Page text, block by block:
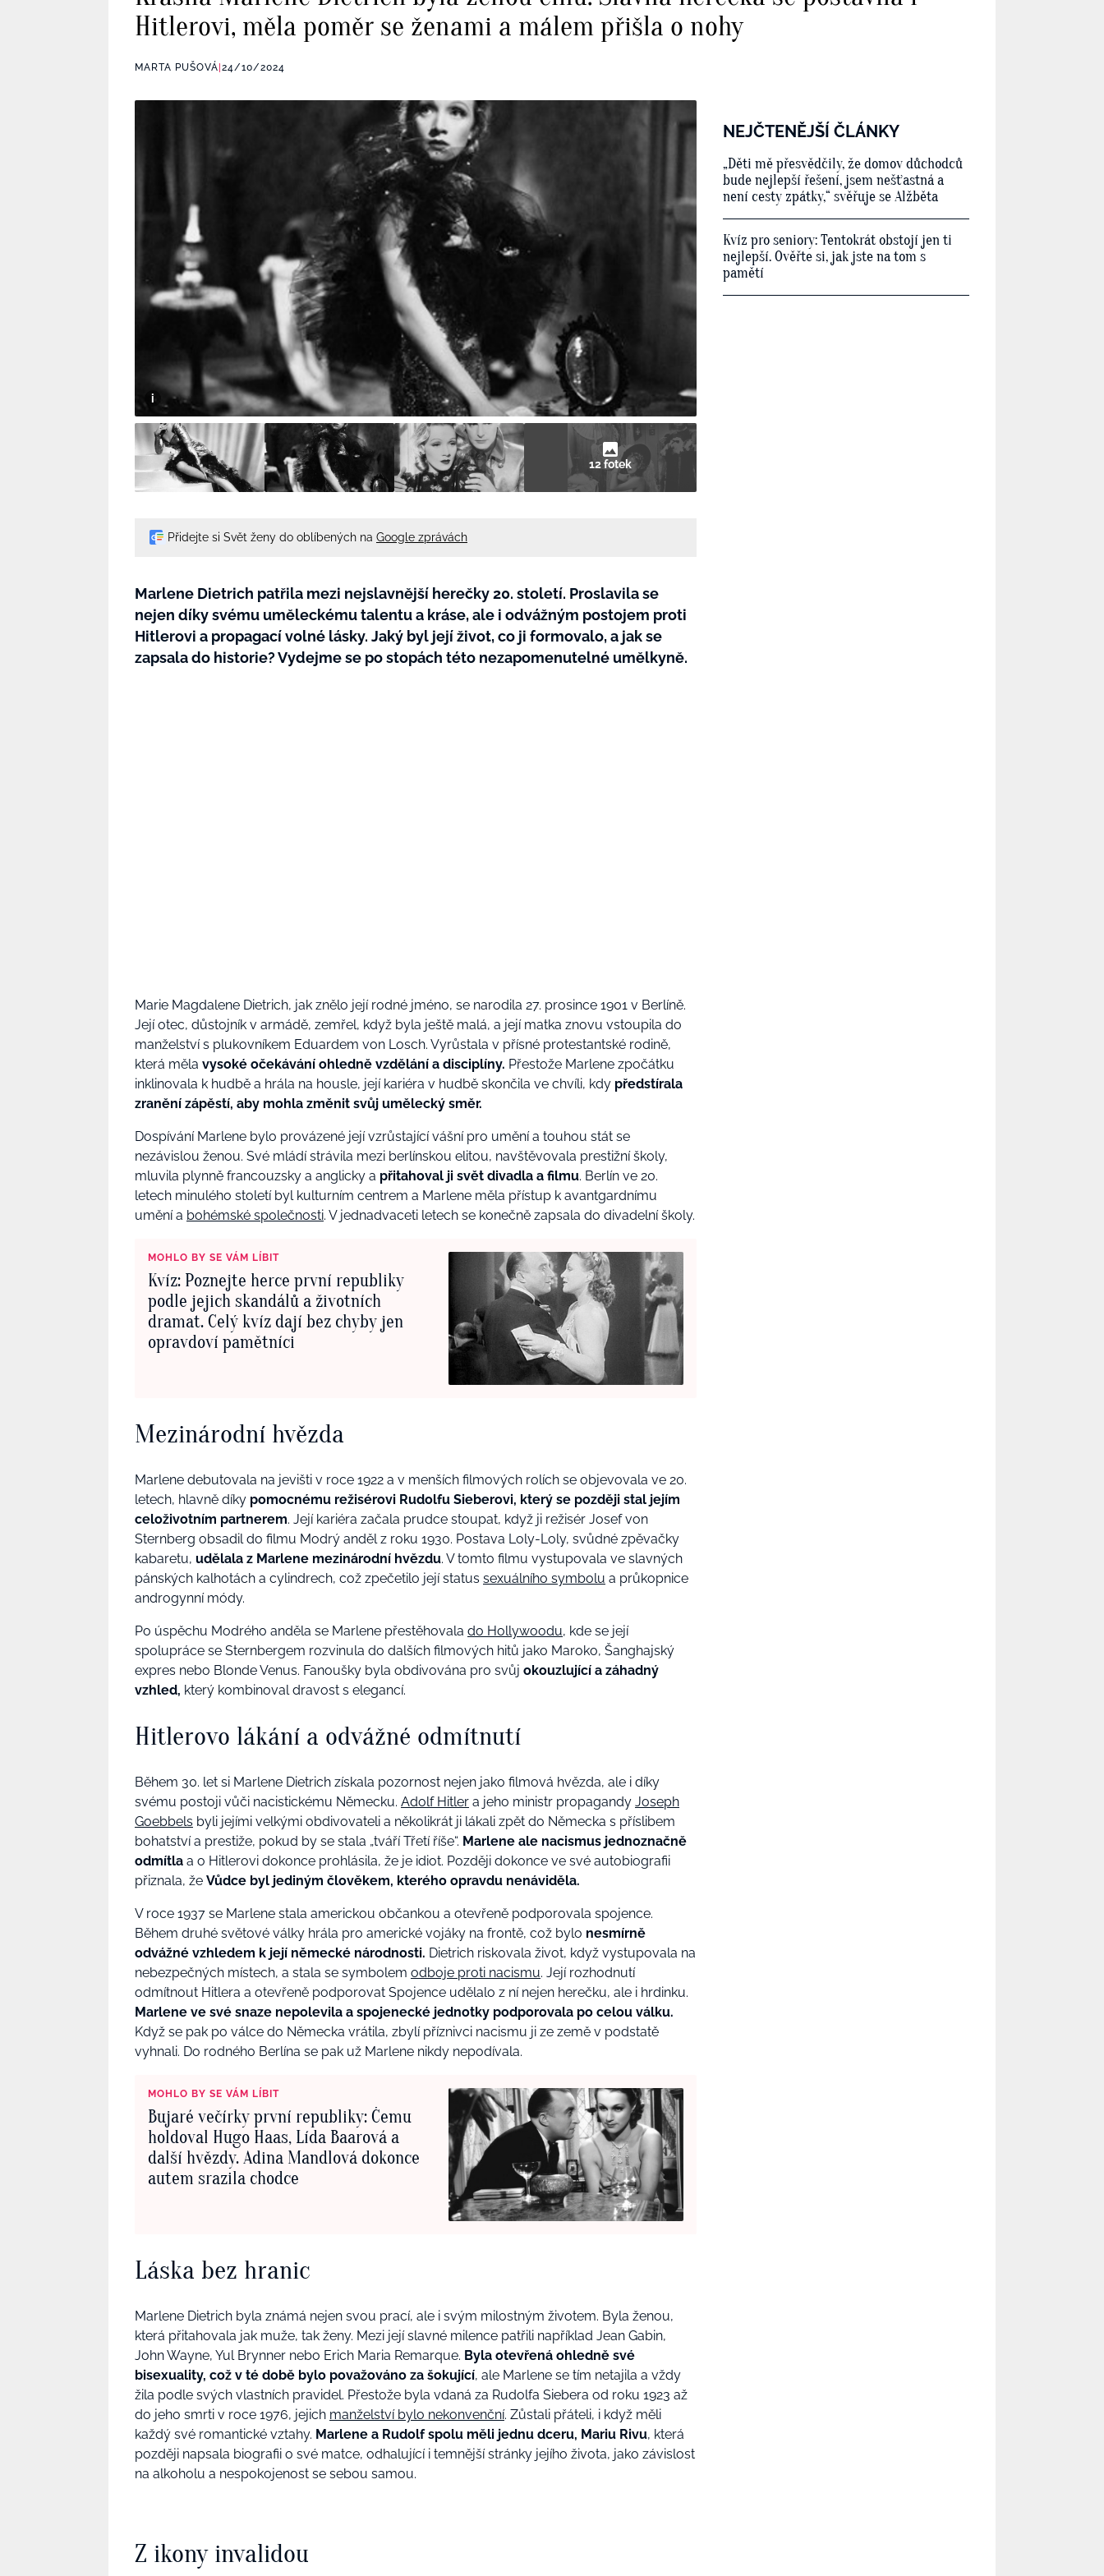
Hitlerovi, měla poměr se ženami a málem přišla o nohy
MARTA PUŠOVÁ 24/10/2024
12 fotek
Přidejte si Svět ženy do oblíbených na Google zprávách
Marlene Dietrich patřila mezi nejslavnější herečky 20. století. Proslavila se
nejen díky svému uměleckému talentu a kráse, ale i odvážným postojem proti
Hitlerovi a propagací volné lásky. Jaký byl její život, co ji formovalo, a jak se
zapsala do historie? Vydejme se po stopách této nezapomenutelné umělkyně.
Marie Magdalene Dietrich, jak znělo její rodné jméno, se narodila 27. prosince 1901 v Berlíně.
Její otec, důstojník v armádě, zemřel, když byla ještě malá, a její matka znovu vstoupila do
manželství s plukovníkem Eduardem von Losch. Vyrůstala v přísné protestantské rodině,
která měla vysoké očekávání ohledně vzdělání a disciplíny. Přestože Marlene zpočátku
inklinovala k hudbě a hrála na housle, její kariéra v hudbě skončila ve chvíli, kdy předstírala
zranění zápěstí, aby mohla změnit svůj umělecký směr.
Dospívání Marlene bylo provázené její vzrůstající vášní pro umění a touhou stát se
nezávislou ženou. Své mládí strávila mezi berlínskou elitou, navštěvovala prestižní školy,
mluvila plynně francouzsky a anglicky a přitahoval ji svět divadla a filmu. Berlín ve 20.
letech minulého století byl kulturním centrem a Marlene měla přístup k avantgardnímu
umění a bohémské společnosti. V jednadvaceti letech se konečně zapsala do divadelní školy.
MOHLO BY SE VÁM LÍBIT
Kvíz: Poznejte herce první republiky
podle jejich skandálů a životních
dramat. Celý kvíz dají bez chyby jen
opravdoví pamětníci
Mezinárodní hvězda
Marlene debutovala na jevišti v roce 1922 a v menších filmových rolích se objevovala ve 20.
letech, hlavně díky pomocnému režisérovi Rudolfu Sieberovi, který se později stal jejím
celoživotním partnerem. Její kariéra začala prudce stoupat, když ji režisér Josef von
Sternberg obsadil do filmu Modrý anděl z roku 1930. Postava Loly-Loly, svůdné zpěvačky
kabaretu, udělala z Marlene mezinárodní hvězdu. V tomto filmu vystupovala ve slavných
pánských kalhotách a cylindrech, což zpečetilo její status sexuálního symbolu a průkopnice
androgynní módy.
Po úspěchu Modrého anděla se Marlene přestěhovala do Hollywoodu, kde se její
spolupráce se Sternbergem rozvinula do dalších filmových hitů jako Maroko, Šanghajský
expres nebo Blonde Venus. Fanoušky byla obdivována pro svůj okouzlující a záhadný
vzhled, který kombinoval dravost s elegancí.
Hitlerovo lákání a odvážné odmítnutí
Během 30. let si Marlene Dietrich získala pozornost nejen jako filmová hvězda, ale i díky
svému postoji vůči nacistickému Německu. Adolf Hitler a jeho ministr propagandy Joseph
Goebbels byli jejími velkými obdivovateli a několikrát ji lákali zpět do Německa s příslibem
bohatství a prestiže, pokud by se stala „tváří Třetí říše“. Marlene ale nacismus jednoznačně
odmítla a o Hitlerovi dokonce prohlásila, že je idiot. Později dokonce ve své autobiografii
přiznala, že Vůdce byl jediným člověkem, kterého opravdu nenáviděla.
V roce 1937 se Marlene stala americkou občankou a otevřeně podporovala spojence.
Během druhé světové války hrála pro americké vojáky na frontě, což bylo nesmírně
odvážné vzhledem k její německé národnosti. Dietrich riskovala život, když vystupovala na
nebezpečných místech, a stala se symbolem odboje proti nacismu. Její rozhodnutí
odmítnout Hitlera a otevřeně podporovat Spojence udělalo z ní nejen herečku, ale i hrdinku.
Marlene ve své snaze nepolevila a spojenecké jednotky podporovala po celou válku.
Když se pak po válce do Německa vrátila, zbylí příznivci nacismu ji ze země v podstatě
vyhnali. Do rodného Berlína se pak už Marlene nikdy nepodívala.
MOHLO BY SE VÁM LÍBIT
Bujaré večírky první republiky: Čemu
holdoval Hugo Haas, Lída Baarová a
další hvězdy. Adina Mandlová dokonce
autem srazila chodce
Láska bez hranic
Marlene Dietrich byla známá nejen svou prací, ale i svým milostným životem. Byla ženou,
která přitahovala jak muže, tak ženy. Mezi její slavné milence patřili například Jean Gabin,
John Wayne, Yul Brynner nebo Erich Maria Remarque. Byla otevřená ohledně své
bisexuality, což v té době bylo považováno za šokující, ale Marlene se tím netajila a vždy
žila podle svých vlastních pravidel. Přestože byla vdaná za Rudolfa Siebera od roku 1923 až
do jeho smrti v roce 1976, jejich manželství bylo nekonvenční. Zůstali přáteli, i když měli
každý své romantické vztahy. Marlene a Rudolf spolu měli jednu dceru, Mariu Rivu, která
později napsala biografii o své matce, odhalující i temnější stránky jejího života, jako závislost
na alkoholu a nespokojenost se sebou samou.
Z ikony invalidou
NEJČTENĚJŠÍ ČLÁNKY
„Děti mě přesvědčily, že domov důchodců
bude nejlepší řešení, jsem nešťastná a
není cesty zpátky,“ svěřuje se Alžběta
Kvíz pro seniory: Tentokrát obstojí jen ti
nejlepší. Ověřte si, jak jste na tom s
pamětí